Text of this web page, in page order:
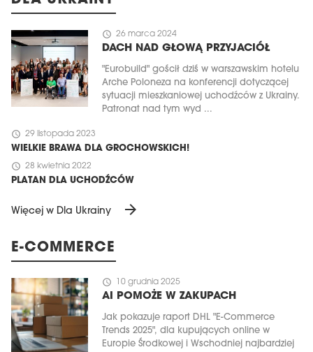
schedule 26 marca 2024
DACH NAD GŁOWĄ PRZYJACIÓŁ
"Eurobuild" gościł dziś w warszawskim hotelu
Arche Poloneza na konferencji dotyczącej
sytuacji mieszkaniowej uchodźców z Ukrainy.
Patronat nad tym wyd ...
schedule 29 listopada 2023
WIELKIE BRAWA DLA GROCHOWSKICH!
schedule 28 kwietnia 2022
PLATAN DLA UCHODŹCÓW
Więcej w Dla Ukrainy arrow_forward
E-COMMERCE
schedule 10 grudnia 2025
AI POMOŻE W ZAKUPACH
Jak pokazuje raport DHL "E-Commerce
Trends 2025", dla kupujących online w
Europie Środkowej i Wschodniej najbardziej